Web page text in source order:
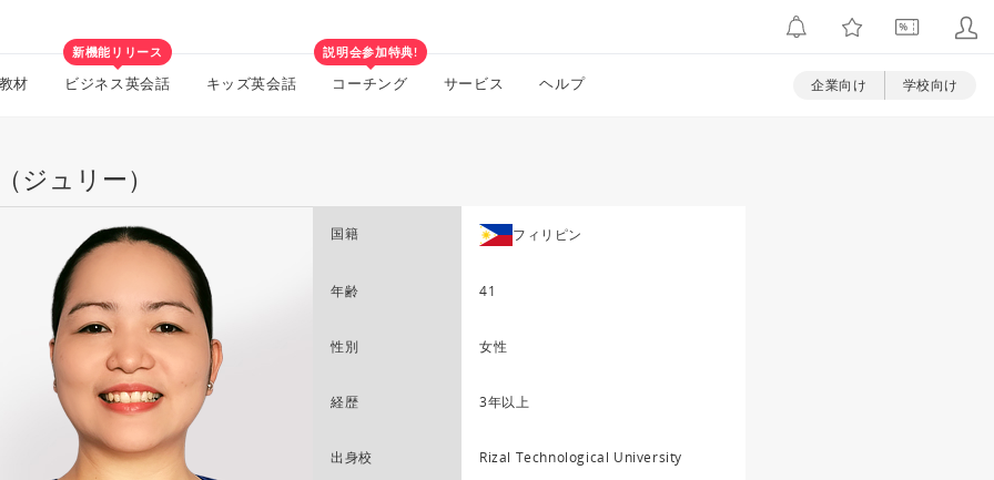
材
新機能リリース
ビジネス英会話 キッズ英会話
説明会参加特典!
コーチング サービス ヘルプ 企業向け 学校向け
ジュリー）
国籍 フィリピン
年齢 41
性別 女性
経歴 3年以上
出身校 Rizal Technological University